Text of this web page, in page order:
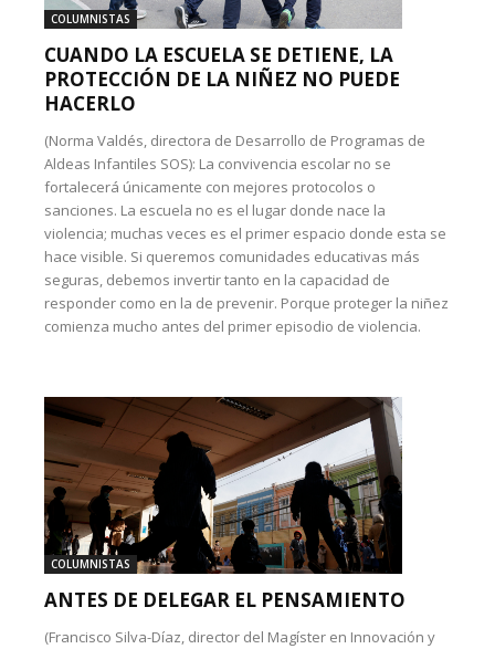
COLUMNISTAS
CUANDO LA ESCUELA SE DETIENE, LA
PROTECCIÓN DE LA NIÑEZ NO PUEDE
HACERLO
(Norma Valdés, directora de Desarrollo de Programas de
Aldeas Infantiles SOS): La convivencia escolar no se
fortalecerá únicamente con mejores protocolos o
sanciones. La escuela no es el lugar donde nace la
violencia; muchas veces es el primer espacio donde esta se
hace visible. Si queremos comunidades educativas más
seguras, debemos invertir tanto en la capacidad de
responder como en la de prevenir. Porque proteger la niñez
comienza mucho antes del primer episodio de violencia.
COLUMNISTAS
ANTES DE DELEGAR EL PENSAMIENTO
(Francisco Silva-Díaz, director del Magíster en Innovación y